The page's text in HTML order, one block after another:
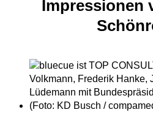
Impressionen